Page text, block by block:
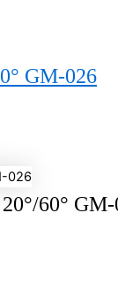
GM-026
60° GM-